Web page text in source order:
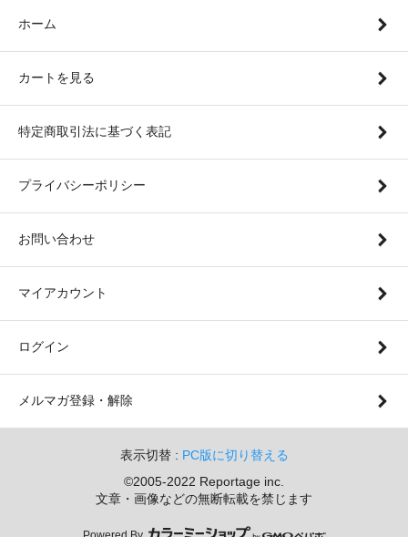
ホーム
カートを見る
特定商取引法に基づく表記
プライバシーポリシー
お問い合わせ
マイアカウント
ログイン
メルマガ登録・解除
表示切替 : PC版に切り替える
©2005-2022 Reportage inc.
文章・画像などの無断転載を禁じます